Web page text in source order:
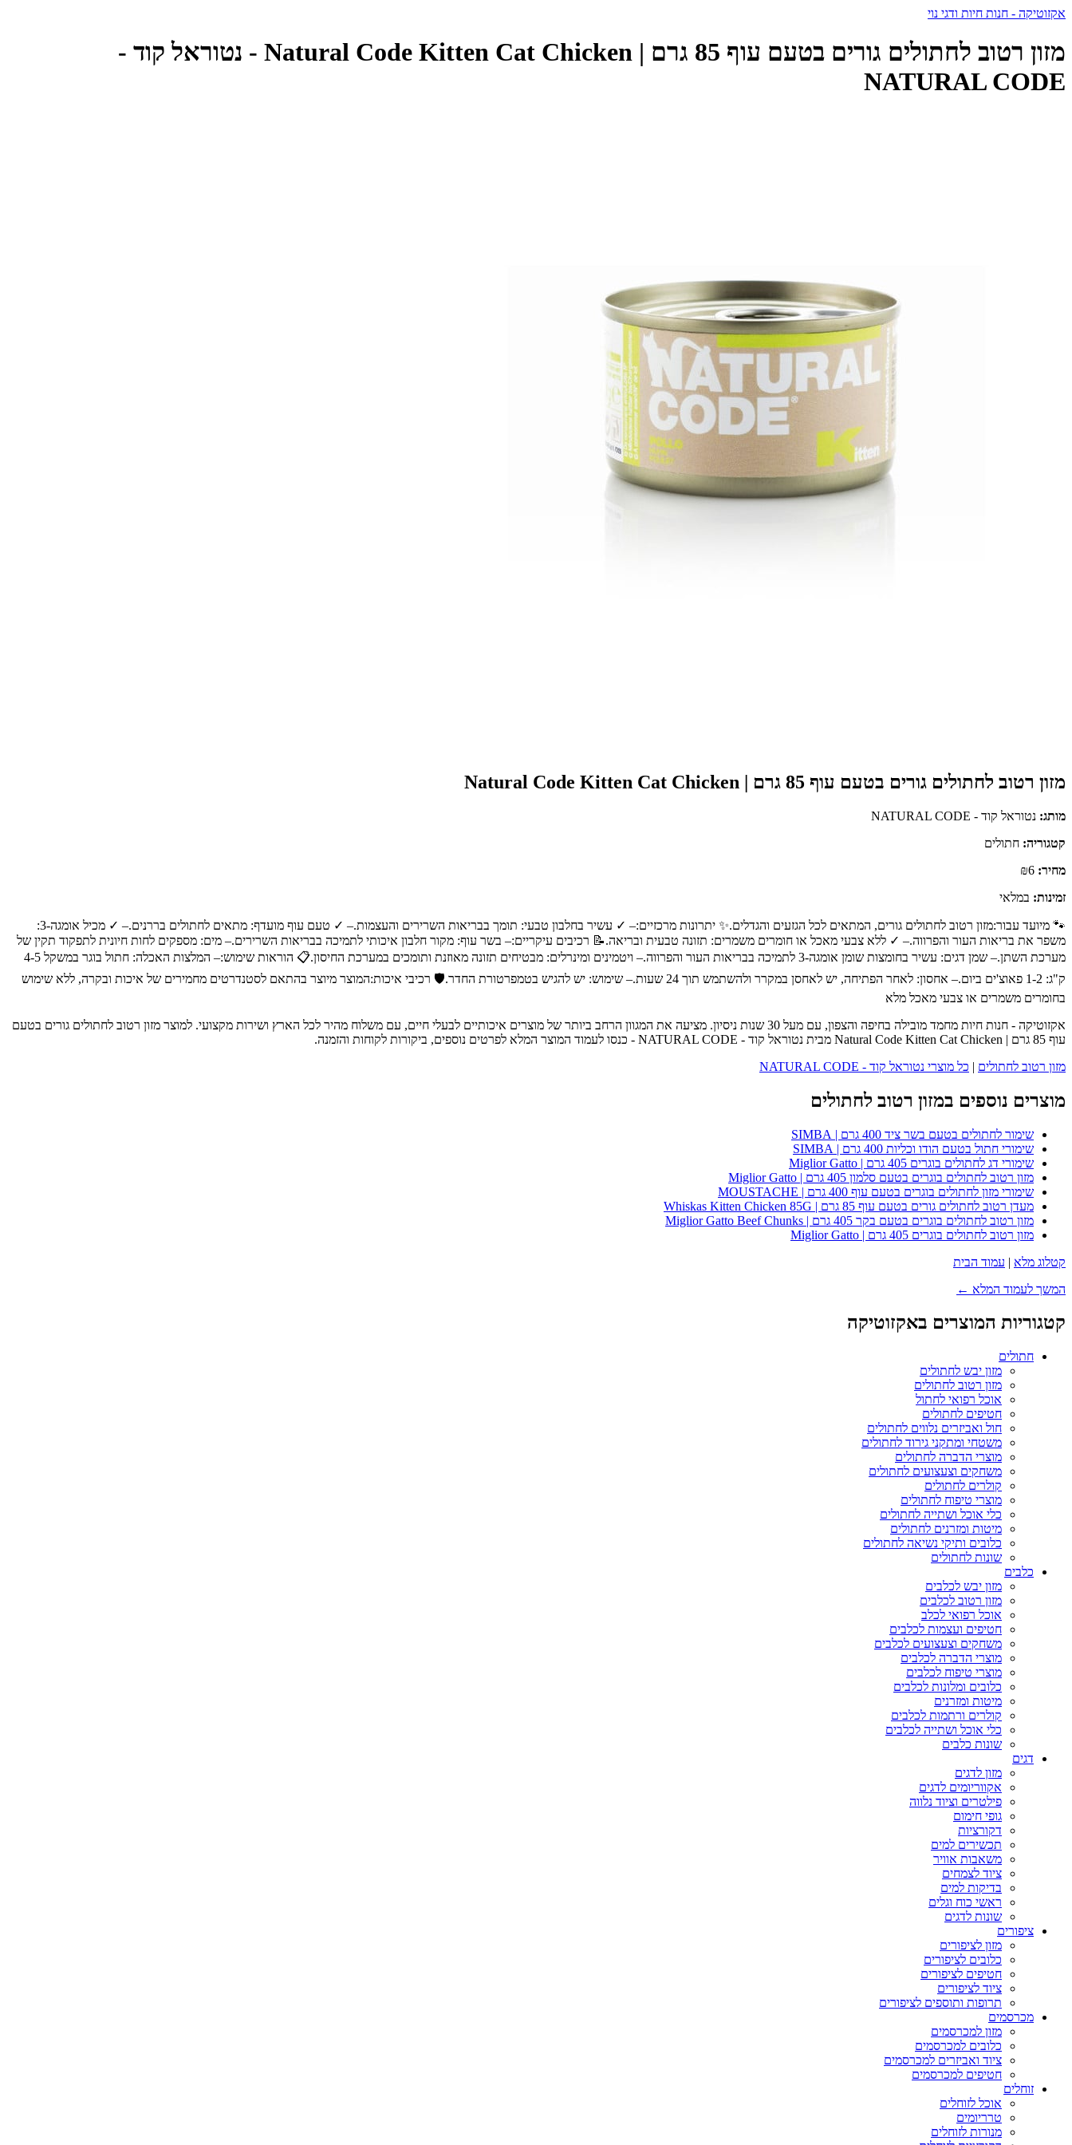
אקזוטיקה - חנות חיות ודגי נוי
מזון רטוב לחתולים גורים בטעם עוף 85 גרם | Natural Code Kitten Cat Chicken - נטוראל קוד -
NATURAL CODE
מזון רטוב לחתולים גורים בטעם עוף 85 גרם | Natural Code Kitten Cat Chicken
מותג: נטוראל קוד - NATURAL CODE
קטגוריה: חתולים
מחיר:
זמינות: במלאי
🐾 מיועד עבור:מזון רטוב לחתולים גורים, המתאים לכל הגזעים והגדלים.✨ יתרונות מרכזיים:– ✓ עשיר בחלבון טבעי: תומך בבריאות השרירים והעצמות.– ✓ טעם עוף מועדף: מתאים לחתולים בררנים.– ✓ מכיל אומגה-3:
משפר את בריאות העור והפרווה.– ✓ ללא צבעי מאכל או חומרים משמרים: תזונה טבעית ובריאה.📝 רכיבים עיקריים:– בשר עוף: מקור חלבון איכותי לתמיכה בבריאות השרירים.– מים: מספקים לחות חיונית לתפקוד תקין של
מערכת השתן.– שמן דגים: עשיר בחומצות שומן אומגה-3 לתמיכה בבריאות העור והפרווה.– ויטמינים ומינרלים: מבטיחים תזונה מאוזנת ותומכים במערכת החיסון.📋 הוראות שימוש:– המלצות האכלה: חתול בוגר במשקל 4-5
ק"ג: 1-2 פאוצ'ים ביום.– אחסון: לאחר הפתיחה, יש לאחסן במקרר ולהשתמש תוך 24 שעות.– שימוש: יש להגיש בטמפרטורת החדר.🛡️ רכיבי איכות:המוצר מיוצר בהתאם לסטנדרטים מחמירים של איכות ובקרה, ללא שימוש
בחומרים משמרים או צבעי מאכל מלא
אקזוטיקה - חנות חיות מחמד מובילה בחיפה והצפון, עם מעל 30 שנות ניסיון. מציעה את המגוון הרחב ביותר של מוצרים איכותיים לבעלי חיים, עם משלוח מהיר לכל הארץ ושירות מקצועי. למוצר מזון רטוב לחתולים גורים בטעם
עוף 85 גרם | Natural Code Kitten Cat Chicken מבית נטוראל קוד - NATURAL CODE - כנסו לעמוד המוצר המלא לפרטים נוספים, ביקורות לקוחות והזמנה.
מזון רטוב לחתולים | כל מוצרי נטוראל קוד - NATURAL CODE
מוצרים נוספים במזון רטוב לחתולים
שימור לחתולים בטעם בשר ציד 400 גרם | SIMBA
שימורי חתול בטעם הודו וכליות 400 גרם | SIMBA
שימורי דג לחתולים בוגרים 405 גרם | Miglior Gatto
מזון רטוב לחתולים בוגרים בטעם סלמון 405 גרם | Miglior Gatto
שימורי מזון לחתולים בוגרים בטעם עוף 400 גרם | MOUSTACHE
מעדן רטוב לחתולים גורים בטעם עוף 85 גרם | Whiskas Kitten Chicken 85G
מזון רטוב לחתולים בוגרים בטעם בקר 405 גרם | Miglior Gatto Beef Chunks
מזון רטוב לחתולים בוגרים 405 גרם | Miglior Gatto
קטלוג מלא | עמוד הבית
המשך לעמוד המלא ←
קטגוריות המוצרים באקזוטיקה
חתולים
מזון יבש לחתולים
מזון רטוב לחתולים
אוכל רפואי לחתול
חטיפים לחתולים
חול ואביזרים נלווים לחתולים
משטחי ומתקני גירוד לחתולים
מוצרי הדברה לחתולים
משחקים וצעצועים לחתולים
קולרים לחתולים
מוצרי טיפוח לחתולים
כלי אוכל ושתייה לחתולים
מיטות ומזרנים לחתולים
כלובים ותיקי נשיאה לחתולים
שונות לחתולים
כלבים
מזון יבש לכלבים
מזון רטוב לכלבים
אוכל רפואי לכלב
חטיפים ועצמות לכלבים
משחקים וצעצועים לכלבים
מוצרי הדברה לכלבים
מוצרי טיפוח לכלבים
כלובים ומלונות לכלבים
מיטות ומזרנים
קולרים ורתמות לכלבים
כלי אוכל ושתייה לכלבים
שונות כלבים
דגים
מזון לדגים
אקווריומים לדגים
פילטרים וציוד נלווה
גופי חימום
דקורציות
תכשירים למים
משאבות אוויר
ציוד לצמחים
בדיקות למים
ראשי כוח וגלים
שונות לדגים
ציפורים
מזון לציפורים
כלובים לציפורים
חטיפים לציפורים
ציוד לציפורים
תרופות ותוספים לציפורים
מכרסמים
מזון למכרסמים
כלובים למכרסמים
ציוד ואביזרים למכרסמים
חטיפים למכרסמים
זוחלים
אוכל לזוחלים
טרריומים
מנורות לזוחלים